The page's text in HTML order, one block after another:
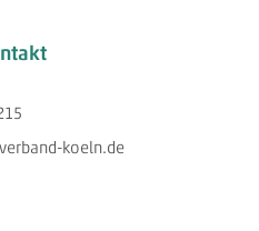
koeln.de